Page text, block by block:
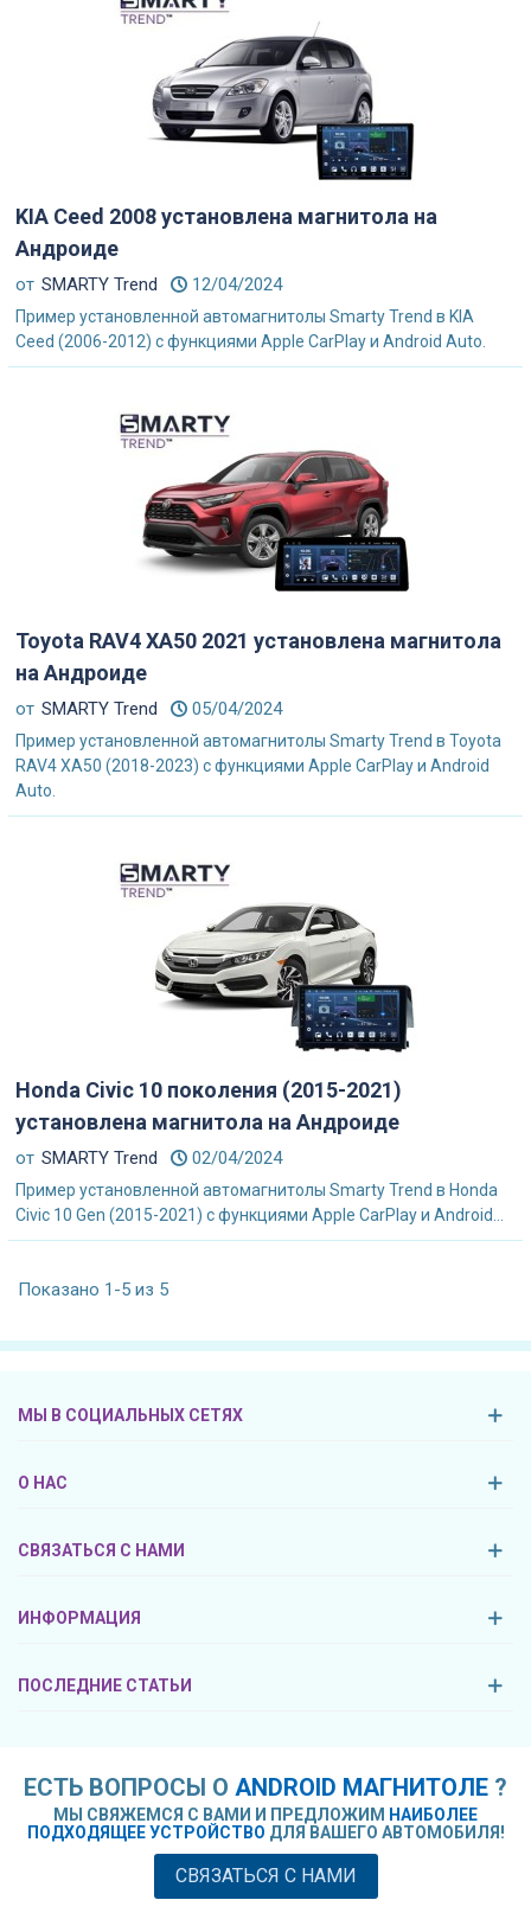
KIA Ceed 2008 установлена магнитола на
Андроиде
от SMARTY Trend 12/04/2024
Пример установленной автомагнитолы Smarty Trend в KIA
Ceed (2006-2012) с функциями Apple CarPlay и Android Auto.
Toyota RAV4 XA50 2021 установлена магнитола
на Андроиде
от SMARTY Trend 05/04/2024
Пример установленной автомагнитолы Smarty Trend в Toyota
RAV4 XA50 (2018-2023) с функциями Apple CarPlay и Android
Auto.
Honda Civic 10 поколения (2015-2021)
установлена магнитола на Андроиде
от SMARTY Trend 02/04/2024
Пример установленной автомагнитолы Smarty Trend в Honda
Civic 10 Gen (2015-2021) с функциями Apple CarPlay и Android...
Показано 1-5 из 5
МЫ В СОЦИАЛЬНЫХ СЕТЯХ
О НАС
СВЯЗАТЬСЯ С НАМИ
ИНФОРМАЦИЯ
ПОСЛЕДНИЕ СТАТЬИ
ЕСТЬ ВОПРОСЫ О ANDROID МАГНИТОЛЕ ?
МЫ СВЯЖЕМСЯ С ВАМИ И ПРЕДЛОЖИМ НАИБОЛЕЕ
ПОДХОДЯЩЕЕ УСТРОЙСТВО ДЛЯ ВАШЕГО АВТОМОБИЛЯ!
СВЯЗАТЬСЯ С НАМИ